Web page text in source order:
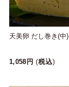
天美卵 だし巻き(中)
1,058 税込